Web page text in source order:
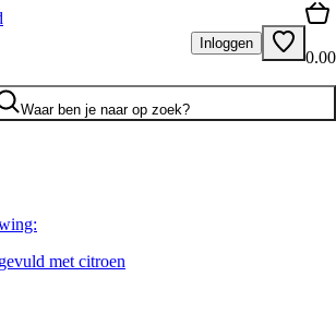
Inloggen
0.00
Waar ben je naar op zoek?
met citroen